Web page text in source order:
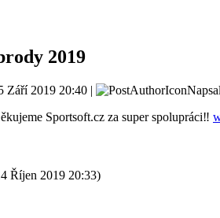
2019
Září 2019 20:40 |
Sportsoft.cz za super spolupráci‼️
Říjen 2019 20:33)